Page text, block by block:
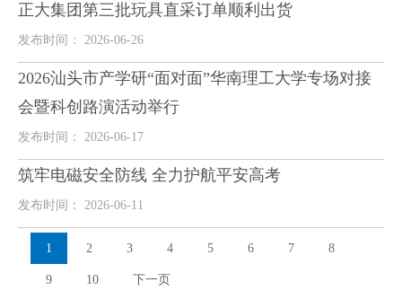
正大集团第三批玩具直采订单顺利出货
发布时间： 2026-06-26
2026汕头市产学研“面对面”华南理工大学专场对接
会暨科创路演活动举行
发布时间： 2026-06-17
筑牢电磁安全防线 全力护航平安高考
发布时间： 2026-06-11
1 2 3 4 5 6 7 8
9 10 下一页